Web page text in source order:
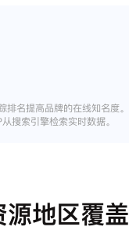
排名提高品牌的在线知名度。
搜索引擎检索实时数据。
地区覆盖